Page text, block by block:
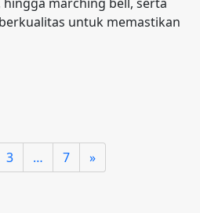
marching bell, serta
untuk memastikan
3 … 7 »